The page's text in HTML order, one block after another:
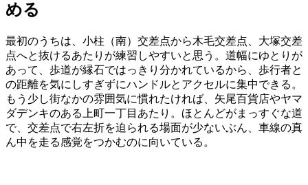
める
最初のうちは、小柱（南）交差点から木毛交差点、大塚交差
点へと抜けるあたりが練習しやすいと思う。道幅にゆとりが
あって、歩道が縁石ではっきり分かれているから、歩行者と
の距離を気にしすぎずにハンドルとアクセルに集中できる。
もう少し街なかの雰囲気に慣れたければ、矢尾百貨店やヤマ
ダデンキのある上町一丁目あたり。ほとんどがまっすぐな道
で、交差点で右左折を迫られる場面が少ないぶん、車線の真
ん中を走る感覚をつかむのに向いている。